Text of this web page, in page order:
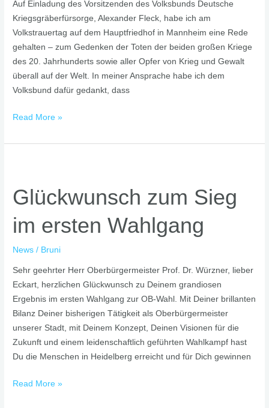
Auf Einladung des Vorsitzenden des Volksbunds Deutsche
Kriegsgräberfürsorge, Alexander Fleck, habe ich am
Volkstrauertag auf dem Hauptfriedhof in Mannheim eine Rede
gehalten – zum Gedenken der Toten der beiden großen Kriege
des 20. Jahrhunderts sowie aller Opfer von Krieg und Gewalt
überall auf der Welt. In meiner Ansprache habe ich dem
Volksbund dafür gedankt, dass
Read More »
Glückwunsch zum Sieg
im ersten Wahlgang
News / Bruni
Sehr geehrter Herr Oberbürgermeister Prof. Dr. Würzner, lieber
Eckart, herzlichen Glückwunsch zu Deinem grandiosen
Ergebnis im ersten Wahlgang zur OB-Wahl. Mit Deiner brillanten
Bilanz Deiner bisherigen Tätigkeit als Oberbürgermeister
unserer Stadt, mit Deinem Konzept, Deinen Visionen für die
Zukunft und einem leidenschaftlich geführten Wahlkampf hast
Du die Menschen in Heidelberg erreicht und für Dich gewinnen
Sieg
im
ersten
Wahlgang
Read More »